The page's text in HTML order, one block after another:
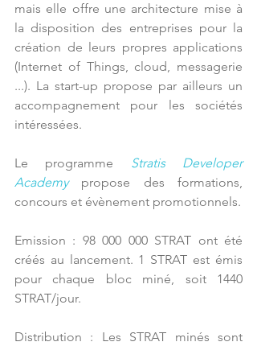
mais elle offre une architecture mise à
la disposition des entreprises pour la
création de leurs propres applications
(Internet of Things, cloud, messagerie
...). La start-up propose par ailleurs un
accompagnement pour les sociétés
intéressées.
Le programme Stratis Developer
Academy
propose des formations,
concours et évènement promotionnels.
Emission : 98 000 000 STRAT ont été
créés au lancement. 1 STRAT est émis
pour chaque bloc miné, soit 1440
STRAT/jour.
Distribution : Les STRAT minés sont